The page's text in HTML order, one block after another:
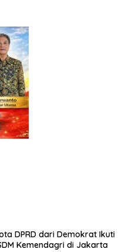
DPRD dari Demokrat Ikuti
Kemendagri di Jakarta